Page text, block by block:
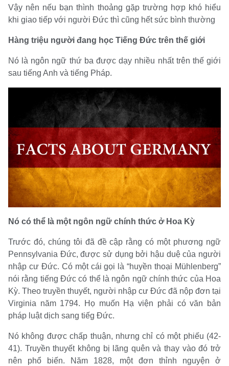
Vậy nên nếu bạn thình thoảng gặp trường hợp khó hiểu
khi giao tiếp với người Đức thì cũng hết sức bình thường
Hàng triệu người đang học Tiếng Đức trên thế giới
Nó là ngôn ngữ thứ ba được dạy nhiều nhất trên thế giới
sau tiếng Anh và tiếng Pháp.
Nó có thể là một ngôn ngữ chính thức ở Hoa Kỳ
Trước đó, chúng tôi đã đề cập rằng có một phương ngữ
Pennsylvania Đức, được sử dụng bởi hậu duệ của người
nhập cư Đức. Có một cái gọi là “huyền thoại Mühlenberg”
nói rằng tiếng Đức có thể là ngôn ngữ chính thức của Hoa
Kỳ. Theo truyền thuyết, người nhập cư Đức đã nộp đơn tại
Virginia năm 1794. Họ muốn Hạ viện phải có văn bản
pháp luật dịch sang tiếg Đức.
Nó không được chấp thuận, nhưng chỉ có một phiếu (42-
41). Truyền thuyết không bị lãng quên và thay vào đó trở
nên phổ biến. Năm 1828, một đơn thỉnh nguyện ở